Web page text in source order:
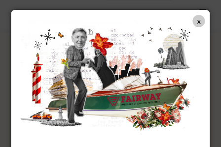
Alana Sancho Caballero
Advocaat | Associate
x